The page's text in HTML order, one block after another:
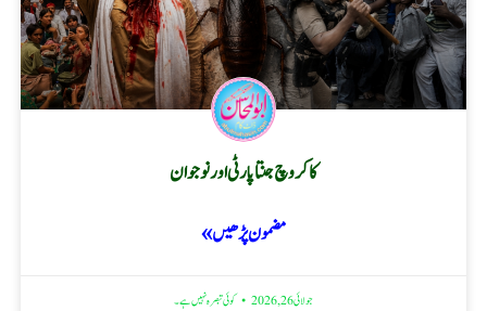
کاکروچ جنتا پارٹی اور نوجوان
مضمون پڑھیں »
جولائی 26, 2026 کوئی تبصرہ نہیں ہے۔